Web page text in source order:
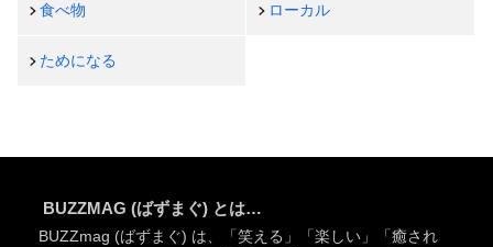
食べ物 ローカル
ためになる
BUZZMAG (ばずまぐ) とは…
BUZZmag (ばずまぐ) は、「笑える」「楽しい」「癒され